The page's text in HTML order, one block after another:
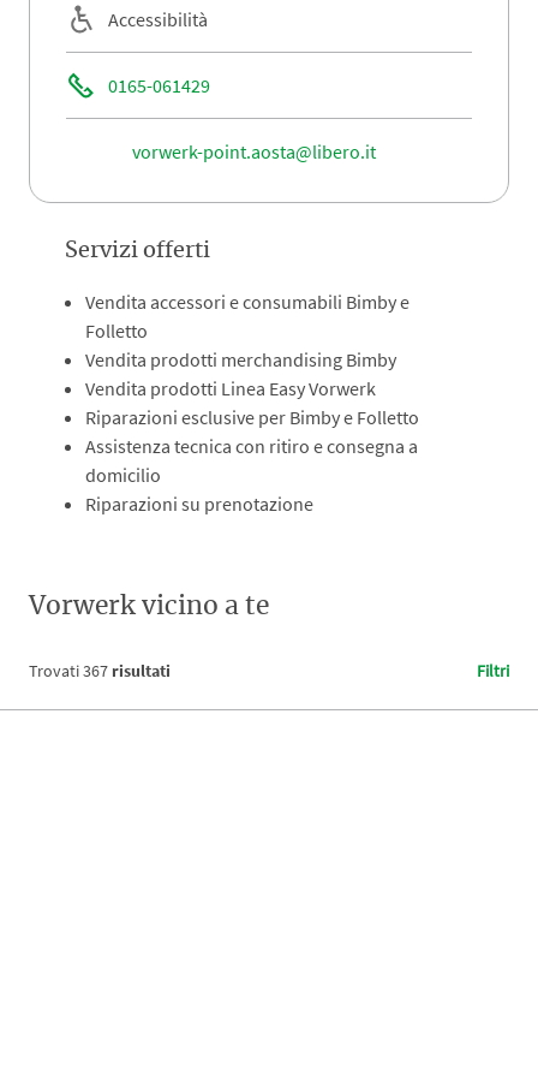
Accessibilità
0165-061429
vorwerk-point.aosta@libero.it
Servizi offerti
Vendita accessori e consumabili Bimby e
Folletto
Vendita prodotti merchandising Bimby
Vendita prodotti Linea Easy Vorwerk
Riparazioni esclusive per Bimby e Folletto
Assistenza tecnica con ritiro e consegna a
domicilio
Riparazioni su prenotazione
Vorwerk vicino a te
Trovati367 risultati Filtri